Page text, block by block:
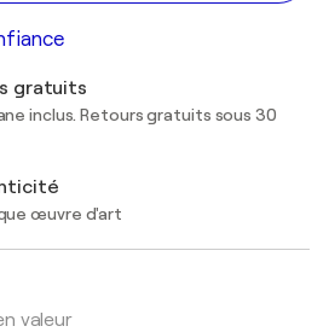
gratuits
inclus. Retours gratuits sous 30
œuvre d'art
valeur